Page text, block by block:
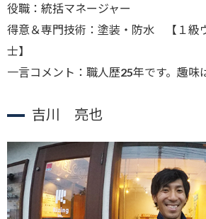
役職：統括マネージャー
得意＆専門技術：塗装・防水 【１級
士】
一言コメント：職人歴25年です。趣味
吉川 亮也